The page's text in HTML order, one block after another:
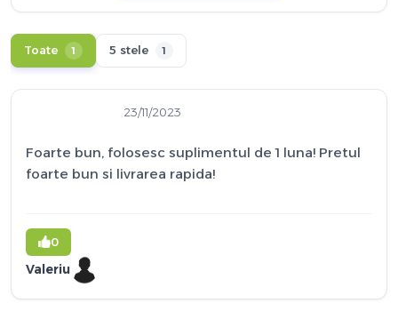
Toate 1 5 stele 1
23/11/2023
Foarte bun, folosesc suplimentul de 1 luna! Pretul
foarte bun si livrarea rapida!
0
Valeriu